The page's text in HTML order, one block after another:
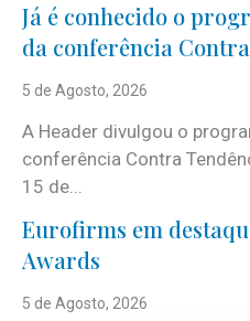
Já é conhecido o
da conferência
5 de Agosto, 2026
A Header divulgou o
conferência Contra
15 de...
Eurofirms em
Awards
5 de Agosto, 2026